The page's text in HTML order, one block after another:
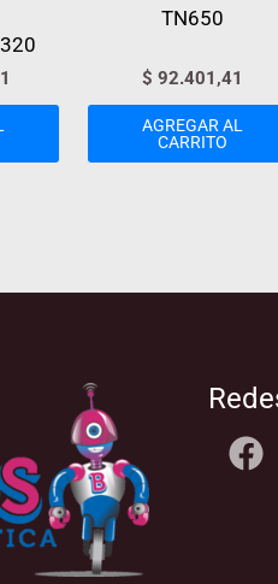
TN650
$ 92.401,41
AGREGAR AL
CARRITO